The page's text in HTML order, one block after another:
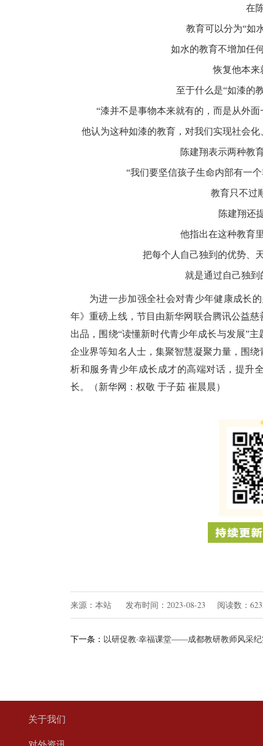
在
教育可以分为“如
如水的教育不增加任
恢复他本来
至于什么是“如漆的
“漆并不是事物本来就有的，而是从外
他认为这种如漆的教育，对我们实现社会
陈建翔表示两种教
“我们要坚信孩子生命内部有一
教育只不过
陈建翔还
他指出在这种教育
把每个人自己独到的优势、
就是通过自己独
为进一步加强全社会对青少年健康成长
年》重磅上线，节目由新华网联合腾讯公益
出品，围绕“读懂新时代青少年成长与发展”
企业界等知名人士，集聚智慧凝聚力量，围
析和服务青少年成长成才的高端对话，提升
长。（新华网：权敬 于子茹 崔晨晨）
来源：本站 发布时间：2023-08-23 阅读数：
下一条： 以研促教·幸福课堂——成都教研教师风采
关于我们